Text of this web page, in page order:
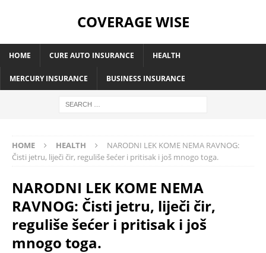
COVERAGE WISE
HOME CURE AUTO INSURANCE HEALTH
MERCURY INSURANCE BUSINESS INSURANCE
HOME HEALTH
NARODNI LEK KOME NEMA RAVNOG:
Čisti jetru, liječi čir, reguliše šećer i pritisak i još mnogo toga.
NARODNI LEK KOME NEMA
RAVNOG: Čisti jetru, liječi čir,
reguliše šećer i pritisak i još
mnogo toga.